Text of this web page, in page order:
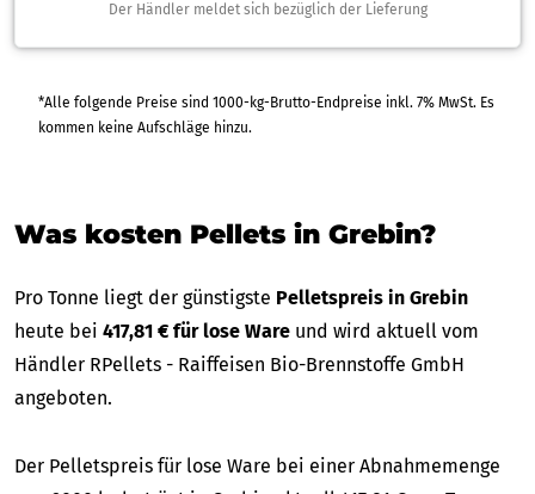
Der Händler meldet sich bezüglich der Lieferung
*Alle folgende Preise sind 1000-kg-Brutto-Endpreise inkl. 7% MwSt. Es
kommen keine Aufschläge hinzu.
Was kosten Pellets in Grebin?
Pro Tonne liegt der günstigste Pelletspreis in Grebin
heute bei 417,81 € für lose Ware und wird aktuell vom
Händler RPellets - Raiffeisen Bio-Brennstoffe GmbH
angeboten.
Der Pelletspreis für lose Ware bei einer Abnahmemenge